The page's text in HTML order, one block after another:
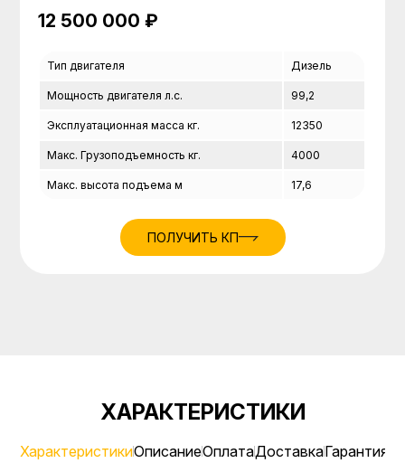
12 500 000 ₽
Тип двигателя Дизель
Мощность двигателя л.с. 99,2
Эксплуатационная масса кг. 12350
Макс. Грузоподъемность кг. 4000
Макс. высота подъема м 17,6
ПОЛУЧИТЬ КП
ХАРАКТЕРИСТИКИ
ХарактеристикиОписаниеОплатаДоставкаГарантия